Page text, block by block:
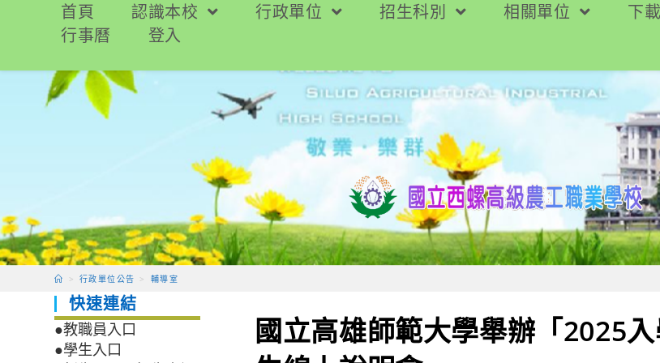
要
首頁 認識本校 行政單位 招生科別 相關單位 下
行事曆
登入
> 行政單位公告 > 輔導室
國立高雄師範大學舉辦「2025
快速連結
●教職員入口
●學生入口